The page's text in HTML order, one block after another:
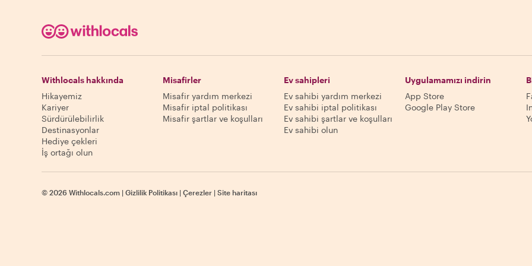
Withlocals hakkında
Hikayemiz
Kariyer
Sürdürülebilirlik
Destinasyonlar
Hediye çekleri
İş ortağı olun
Misafirler
Misafir yardım merkezi
Misafir iptal politikası
Misafir şartlar ve koşulları
Ev sahipleri
Ev sahibi yardım merkezi
Ev sahibi iptal politikası
Ev sahibi şartlar ve koşulları
Ev sahibi olun
Uygulamamızı indirin
App Store
Google Play Store
© 2026 Withlocals.com | Gizlilik Politikası | Çerezler | Site haritası